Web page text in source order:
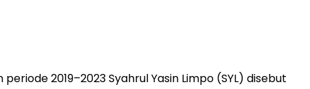
2019–2023 Syahrul Yasin Limpo (SYL) disebut